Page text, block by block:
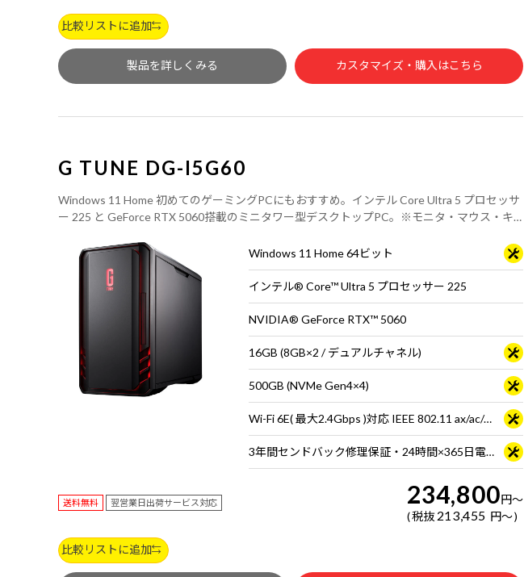
比較リストに追加
製品を詳しくみる カスタマイズ・購入はこちら
G TUNE DG-I5G60
Windows 11 Home 初めてのゲーミングPCにもおすすめ。インテル Core Ultra 5 プロセッサ
ー 225 と GeForce RTX 5060搭載のミニタワー型デスクトップPC。※モニタ・マウス・キ
Windows 11 Home 64ビット
インテル® Core™ Ultra 5 プロセッサー 225
NVIDIA® GeForce RTX™ 5060
16GB (8GB×2 / デュアルチャネル)
500GB (NVMe Gen4×4)
Wi-Fi 6E( 最大2.4Gbps )対応 IEEE 802.11 ax/ac/a/b/g/n準拠 ＋ Bluetooth 5内蔵
3年間センドバック修理保証・24時間×365日電話サポート
送料無料 翌営業日出荷サービス対応 234,800円～
税抜 213,455 円～
比較リストに追加